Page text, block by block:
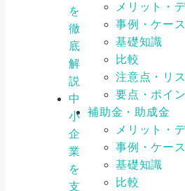
を
徹
底
解
説
中
小
企
業
を
支
メリット・
事例・ケー
基礎知識
比較
注意点・リ
要点・ポイ
補助金・助成金
メリット・
事例・ケー
基礎知識
比較